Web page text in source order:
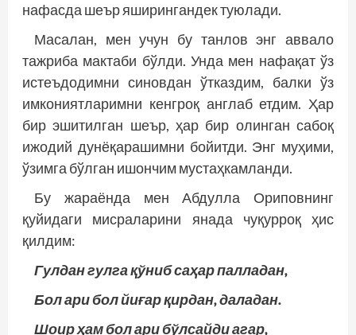
нафасда шеър яширингандек туюлади.
Масалан, мен учун бу танлов энг аввало
тажриба мактаби бўлди. Унда мен нафақат ўз
истеъдодимни синовдан ўтказдим, балки ўз
имкониятларимни кенгроқ англаб етдим. Ҳар
бир эшитилган шеър, ҳар бир олинган сабоқ
ижодий ­дунёқарашимни бойитди. Энг муҳими,
ўзимга бўлган ишончим мустаҳкамланди.
Бу жараёнда мен Абдулла Ориповнинг
қуйидаги мисраларини янада чуқурроқ ҳис
қилдим:
Гулдан гулга қўниб саҳар палладан,
Бол ари бол йиғар қирдан, даладан.
Шоир ҳам бол ари бўлсайди агар,